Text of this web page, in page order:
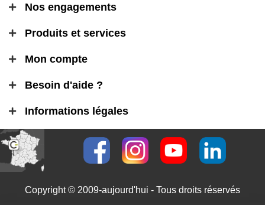
Nos engagements
Produits et services
Mon compte
Besoin d'aide ?
Informations légales
Copyright © 2009-aujourd'hui - Tous droits réservés